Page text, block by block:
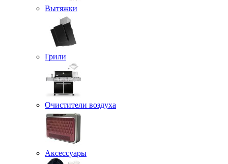
Вытяжки
Грили
Очистители воздуха
Аксессуары